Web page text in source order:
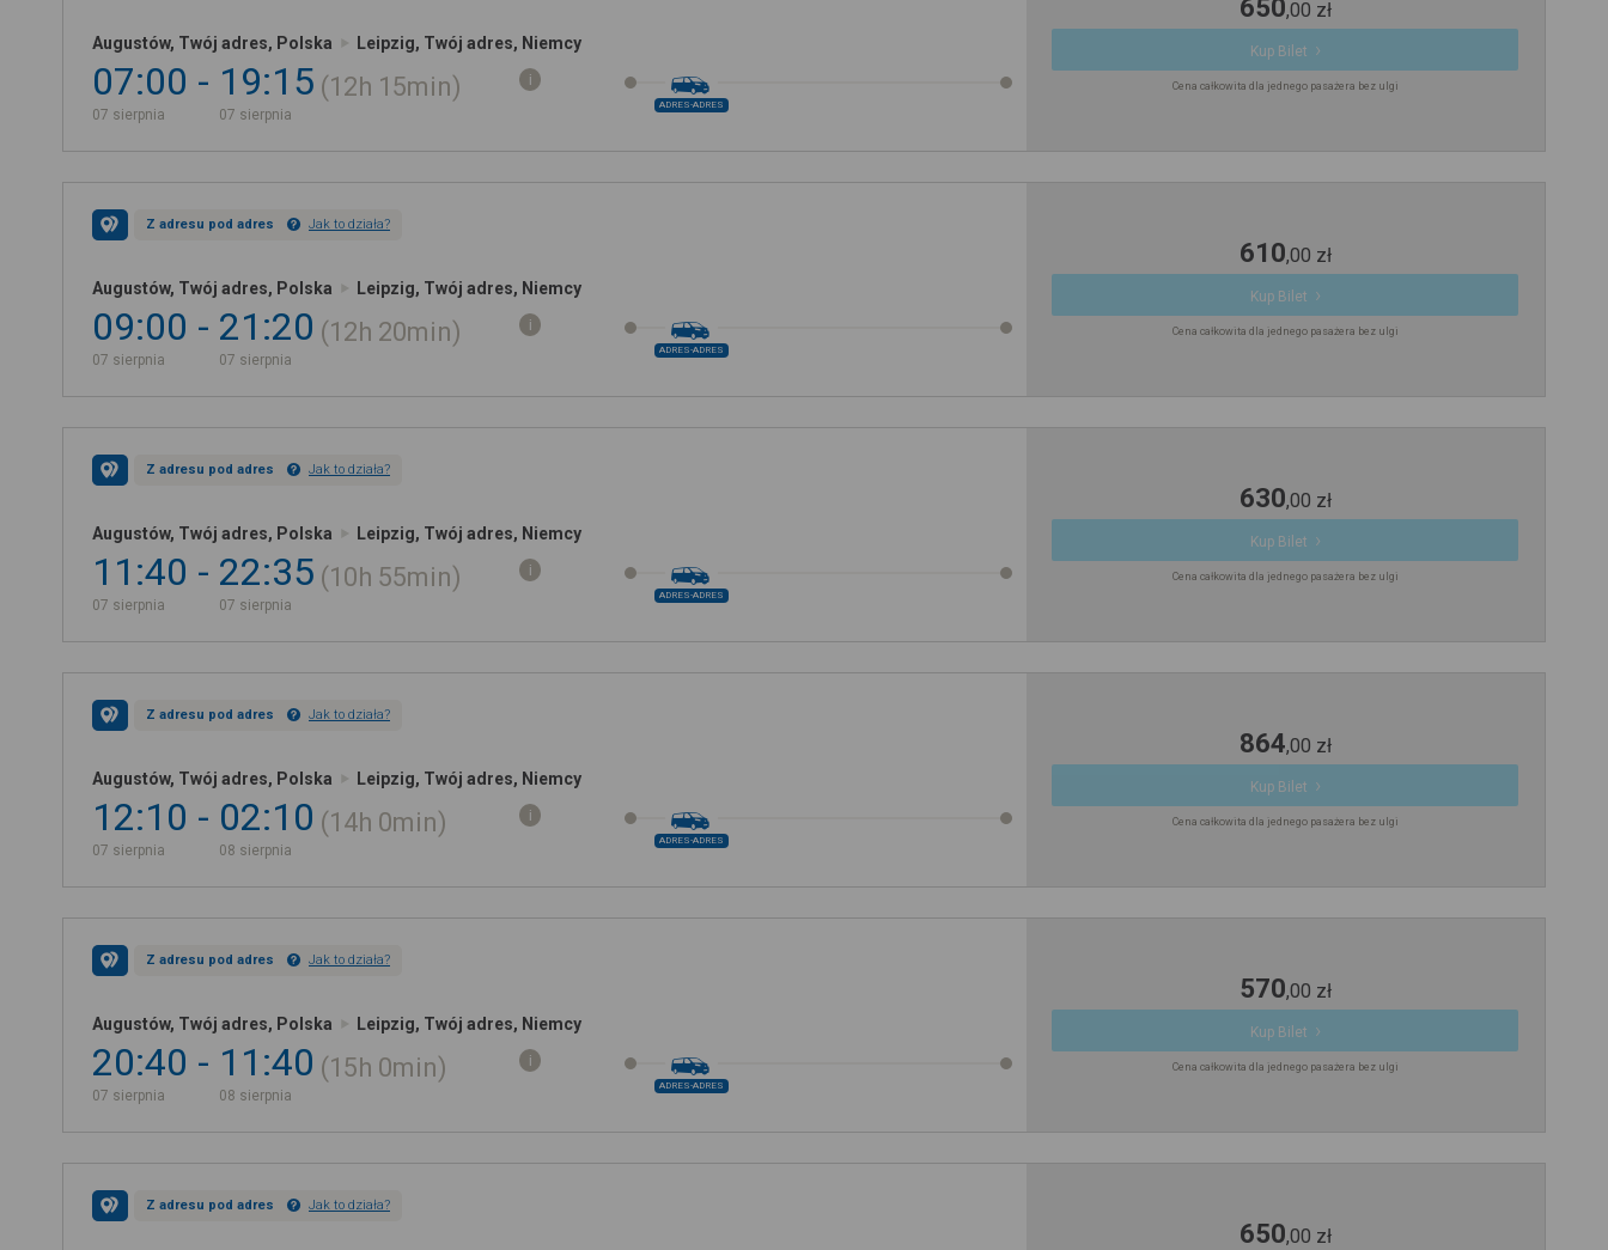
Augustów, Twój adres, Polska Leipzig, Twój adres, Niemcy
07:00
07 sierpnia
19:15
07 sierpnia
12h 15min
ADRES-ADRES
650,00 zł
Kup Bilet
Cena całkowita dla jednego pasażera bez ulgi
Z adresu pod adres Jak to działa?
Augustów, Twój adres, Polska Leipzig, Twój adres, Niemcy
09:00
07 sierpnia
21:20
07 sierpnia
12h 20min
ADRES-ADRES
610,00 zł
Kup Bilet
Cena całkowita dla jednego pasażera bez ulgi
Z adresu pod adres Jak to działa?
Augustów, Twój adres, Polska Leipzig, Twój adres, Niemcy
11:40
07 sierpnia
22:35
07 sierpnia
10h 55min
ADRES-ADRES
630,00 zł
Kup Bilet
Cena całkowita dla jednego pasażera bez ulgi
Z adresu pod adres Jak to działa?
Augustów, Twój adres, Polska Leipzig, Twój adres, Niemcy
12:10
07 sierpnia
02:10
08 sierpnia
14h 0min
ADRES-ADRES
864,00 zł
Kup Bilet
Cena całkowita dla jednego pasażera bez ulgi
Z adresu pod adres Jak to działa?
Augustów, Twój adres, Polska Leipzig, Twój adres, Niemcy
20:40
07 sierpnia
11:40
08 sierpnia
15h 0min
ADRES-ADRES
570,00 zł
Kup Bilet
Cena całkowita dla jednego pasażera bez ulgi
Z adresu pod adres Jak to działa?
650,00 zł